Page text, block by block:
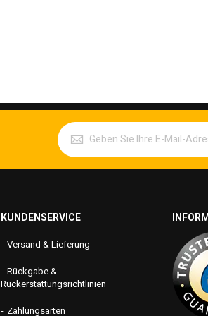
KUNDENSERVICE
Versand & Lieferung
Rückgabe &
Rückerstattungsrichtlinien
Zahlungsarten